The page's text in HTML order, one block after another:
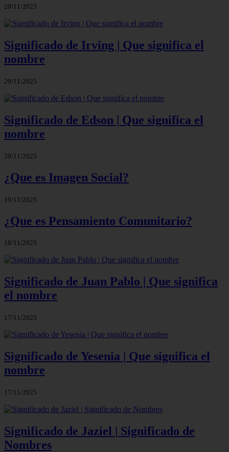
20/11/2025
Significado de Irving | Que significa el
nombre
20/11/2025
Significado de Edson | Que significa el
nombre
20/11/2025
¿Que es Imagen Social?
19/11/2025
¿Que es Pensamiento Comunitario?
18/11/2025
Significado de Juan Pablo | Que significa
el nombre
17/11/2025
Significado de Yesenia | Que significa el
nombre
17/11/2025
Significado de Jaziel | Significado de
Nombres